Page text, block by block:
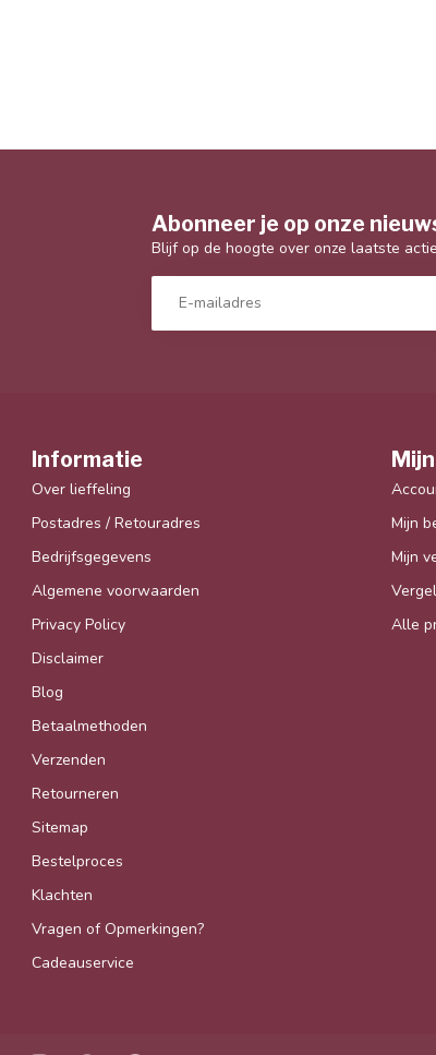
Abonneer je op onze
Blijf op de hoogte over onze laatste
Informatie
Over lieffeling
Postadres / Retouradres
Bedrijfsgegevens
Algemene voorwaarden
Privacy Policy
Disclaimer
Blog
Betaalmethoden
Verzenden
Retourneren
Sitemap
Bestelproces
Klachten
Vragen of Opmerkingen?
Cadeauservice
Mijn
Mijn
Alle